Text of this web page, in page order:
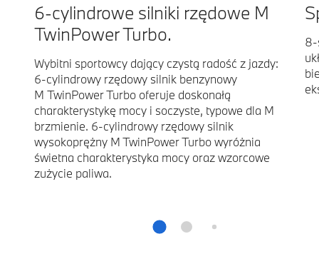
6-cylindrowe silniki rzędowe M
TwinPower Turbo.
Wybitni sportowcy dający czystą radość z jazdy:
6-cylindrowy rzędowy silnik benzynowy
M TwinPower Turbo oferuje doskonałą
charakterystykę mocy i soczyste, typowe dla M
brzmienie. 6-cylindrowy rzędowy silnik
wysokoprężny M TwinPower Turbo wyróżnia
świetna charakterystyka mocy oraz wzorcowe
zużycie paliwa.
8-